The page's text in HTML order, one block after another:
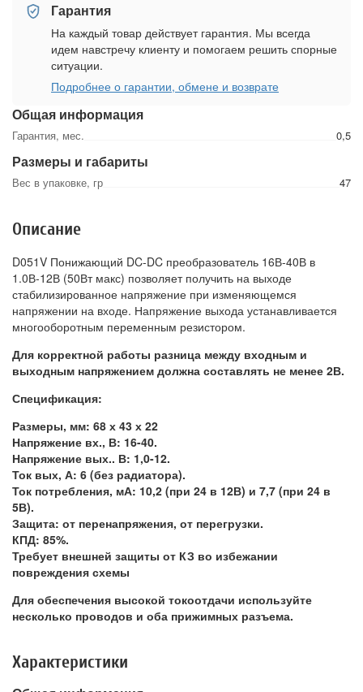
Общая информация
Гарантия, мес. 0,5
Размеры и габариты
Вес в упаковке, гр 47
Гарантия
На каждый товар действует гарантия. Мы всегда
идем навстречу клиенту и помогаем решить спорные
ситуации.
Подробнее о гарантии, обмене и возврате
Описание
D051V Понижающий DC-DC преобразователь 16В-40В в
1.0В-12В (50Вт макс) позволяет получить на выходе
стабилизированное напряжение при изменяющемся
напряжении на входе. Напряжение выхода устанавливается
многооборотным переменным резистором.
Для корректной работы разница между входным и
выходным напряжением должна составлять не менее 2В.
Спецификация:
Размеры, мм: 68 х 43 х 22
Напряжение вх., В: 16-40.
Напряжение вых.. В: 1,0-12.
Ток вых, А: 6 (без радиатора).
Ток потребления, мА: 10,2 (при 24 в 12В) и 7,7 (при 24 в
5В).
Защита: от перенапряжения, от перегрузки.
КПД: 85%.
Требует внешней защиты от КЗ во избежании
повреждения схемы
Для обеспечения высокой токоотдачи используйте
несколько проводов и оба прижимных разъема.
Характеристики